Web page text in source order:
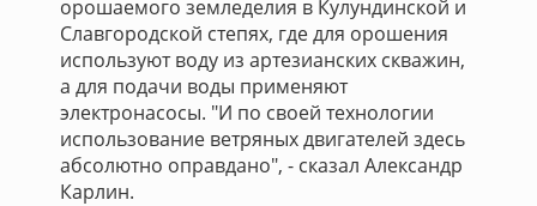
орошаемого земледелия в Кулундинской и
Славгородской степях, где для орошения
используют воду из артезианских скважин,
а для подачи воды применяют
электронасосы. "И по своей технологии
использование ветряных двигателей здесь
абсолютно оправдано", - сказал Александр
Карлин.